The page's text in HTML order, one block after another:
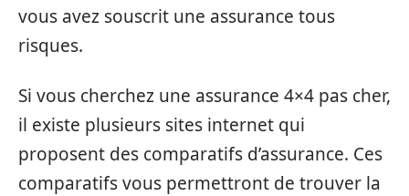
vous avez souscrit une assurance tous
risques.
Si vous cherchez une assurance 4×4 pas cher,
il existe plusieurs sites internet qui
proposent des comparatifs d’assurance. Ces
comparatifs vous permettront de trouver la